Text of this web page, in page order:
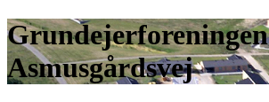
Grundejerforeningen
Asmusgårdsvej